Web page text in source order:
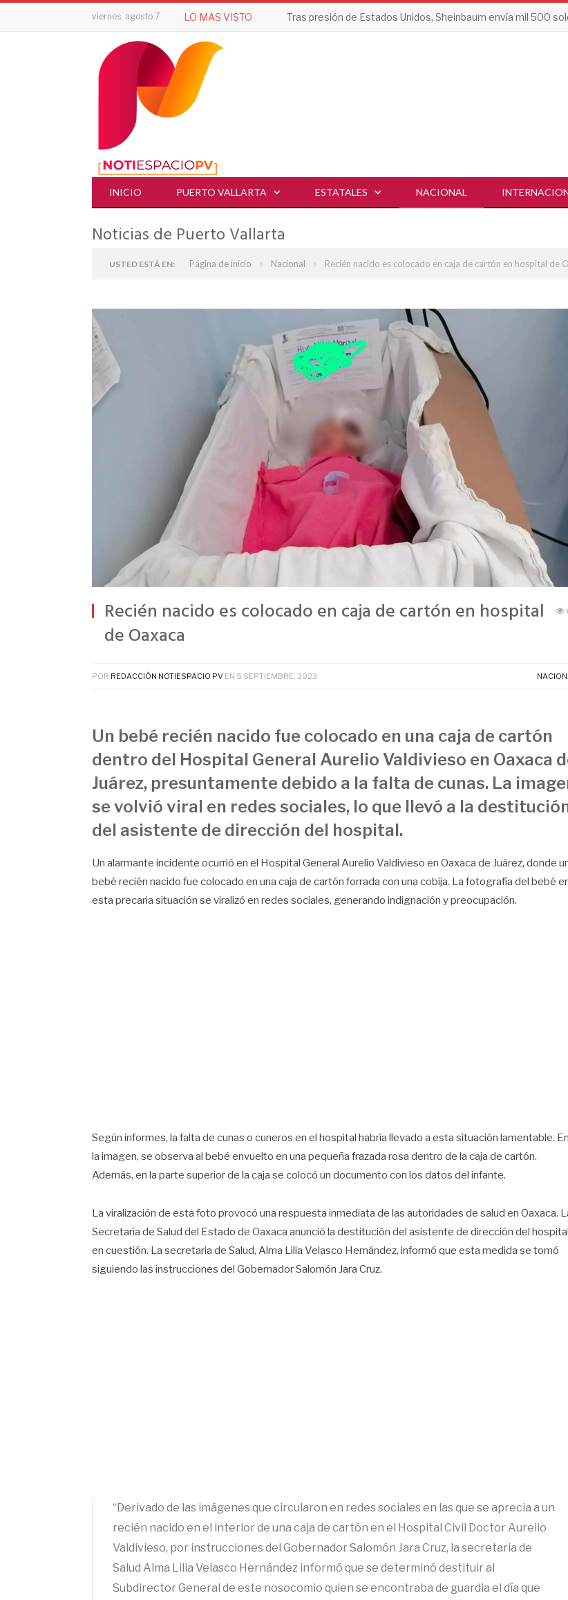
viernes, agosto 7 LO MAS VISTO
INICIO PUERTO VALLARTA ESTATALES NACIONAL
Noticias de Puerto Vallarta
USTED ESTÁ EN: Página de inicio » Nacional » Recién nacido es colocado en caja de cartón en hospital de
Recién nacido es colocado en caja de cartón en hospital
de Oaxaca
POR REDACCIÓN NOTIESPACIO PV EN 5 SEPTIEMBRE, 2023
Un bebé recién nacido fue colocado en una caja de cartón
dentro del Hospital General Aurelio Valdivieso en Oaxaca
Juárez, presuntamente debido a la falta de cunas. La
se volvió viral en redes sociales, lo que llevó a la
del asistente de dirección del hospital.
Un alarmante incidente ocurrió en el Hospital General Aurelio Valdivieso en Oaxaca de Juárez, donde
bebé recién nacido fue colocado en una caja de cartón forrada con una cobija. La fotografía del bebé
esta precaria situación se viralizó en redes sociales, generando indignación y preocupación.
Según informes, la falta de cunas o cuneros en el hospital habría llevado a esta situación lamentable. En
la imagen, se observa al bebé envuelto en una pequeña frazada rosa dentro de la caja de cartón.
Además, en la parte superior de la caja se colocó un documento con los datos del infante.
La viralización de esta foto provocó una respuesta inmediata de las autoridades de salud en Oaxaca.
Secretaría de Salud del Estado de Oaxaca anunció la destitución del asistente de dirección del hospital
en cuestión. La secretaria de Salud, Alma Lilia Velasco Hernández, informó que esta medida se tomó
siguiendo las instrucciones del Gobernador Salomón Jara Cruz.
“Derivado de las imágenes que circularon en redes sociales en las que se aprecia a un
recién nacido en el interior de una caja de cartón en el Hospital Civil Doctor Aurelio
Valdivieso, por instrucciones del Gobernador Salomón Jara Cruz, la secretaria de
Salud Alma Lilia Velasco Hernández informó que se determinó destituir al
Subdirector General de este nosocomio quien se encontraba de guardia el día que